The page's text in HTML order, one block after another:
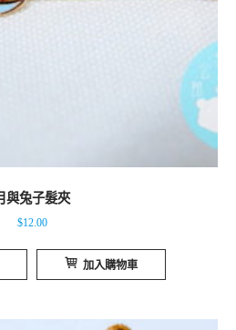
與兔子髮夾
$12.00
加入購物車